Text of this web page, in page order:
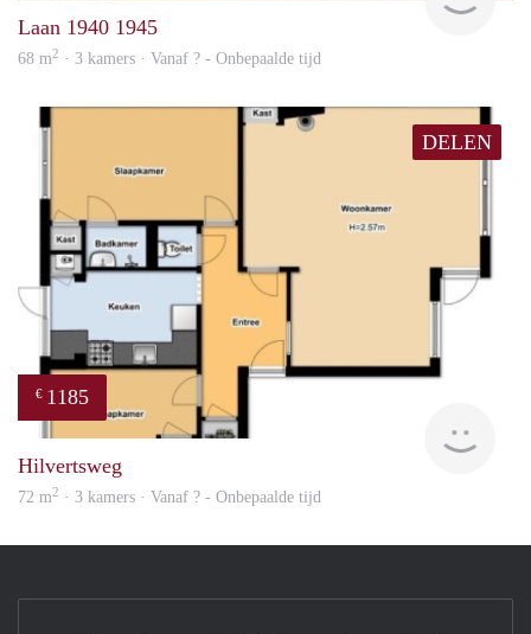
Laan 1940 1945
68 m2 · 3 kamers · Vanaf ? - Onbepaalde tijd
DELEN
€ 1185
Hilvertsweg
72 m2 · 3 kamers · Vanaf ? - Onbepaalde tijd